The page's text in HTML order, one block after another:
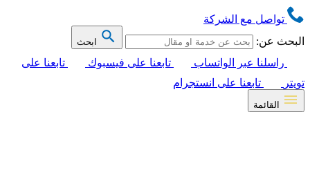
تواصل مع الشركة
البحث عن:
ابحث
راسلنا عبر الواتساب تابعنا على فيسبوك
تابعنا على
تويتر
تابعنا على انستجرام
القائمة